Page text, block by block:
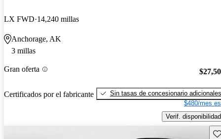
LX FWD 14,240 millas
Anchorage, AK
3 millas
Gran oferta
Certificados por el fabricante
Sin tasas de concesionario adicionales
$480/mes
Verif. disponibilidad